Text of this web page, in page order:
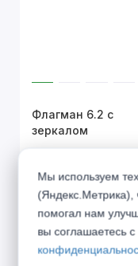
Флагман 6.2 с
зеркалом
от 48 300 ₽
Мы используем
(Яндекс.Метрика),
помогал нам
вы соглашаетесь